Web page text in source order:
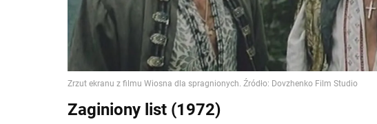
Zaginiony list (1972)